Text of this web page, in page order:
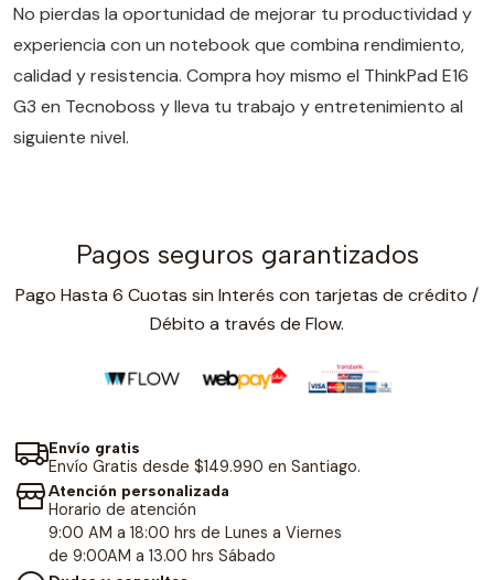
No pierdas la oportunidad de mejorar tu productividad y
experiencia con un notebook que combina rendimiento,
calidad y resistencia. Compra hoy mismo el ThinkPad E16
G3 en Tecnoboss y lleva tu trabajo y entretenimiento al
siguiente nivel.
Pagos seguros garantizados
Pago Hasta 6 Cuotas sin Interés con tarjetas de crédito /
Débito a través de Flow.
Envío gratis
Envío Gratis desde $149.990 en Santiago.
Atención personalizada
Horario de atención
9:00 AM a 18:00 hrs de Lunes a Viernes
de 9:00AM a 13.00 hrs Sábado